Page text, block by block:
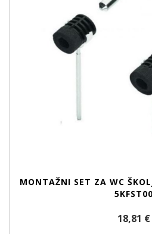
MONTAŽNI SET ZA WC
5KFST00
18,81 €